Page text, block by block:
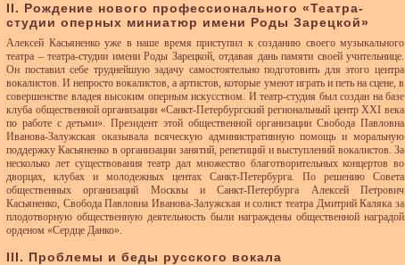
II. Рождение нового профессионального «Театра-
студии оперных миниатюр имени Роды Зарецкой»
Алексей Касьяненко уже в наше время приступил к созданию своего музыкального
театра – театра-студии имени Роды Зарецкой, отдавая дань памяти своей учительнице.
Он поставил себе труднейшую задачу самостоятельно подготовить для этого центра
вокалистов. И непросто вокалистов, а артистов, которые умеют играть и петь на сцене, в
совершенстве владея высоким оперным искусством. И театр-студия был создан на базе
клуба общественной организации «Санкт-Петербургский региональный центр XXI века
по работе с детьми». Президент этой общественной организации Свобода Павловна
Иванова-Залужская оказывала всяческую административную помощь и моральную
поддержку Касьяненко в организации занятий, репетиций и выступлений вокалистов. За
несколько лет существования театр дал множество благотворительных концертов во
дворцах, клубах и молодежных центах Санкт-Петербурга. По решению Совета
общественных организаций Москвы и Санкт-Петербурга Алексей Петрович
Касьяненко, Свобода Павловна Иванова-Залужская и солист театра Дмитрий Каляка за
плодотворную общественную деятельность были награждены общественной наградой
орденом «Сердце Данко».
III. Проблемы и беды русского вокала